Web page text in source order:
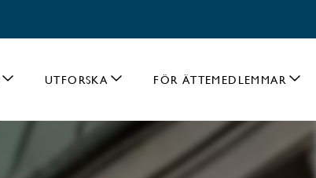
UTFORSKA FÖR ÄTTEMEDLEMMAR